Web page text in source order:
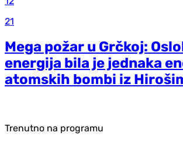
21
Mega požar u Grčkoj:
energija bila je jednaka
atomskih bombi iz
Trenutno na programu